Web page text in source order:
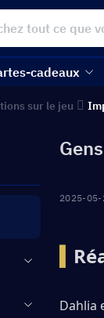
cadeaux
sur le jeu
2025-
Dahlia